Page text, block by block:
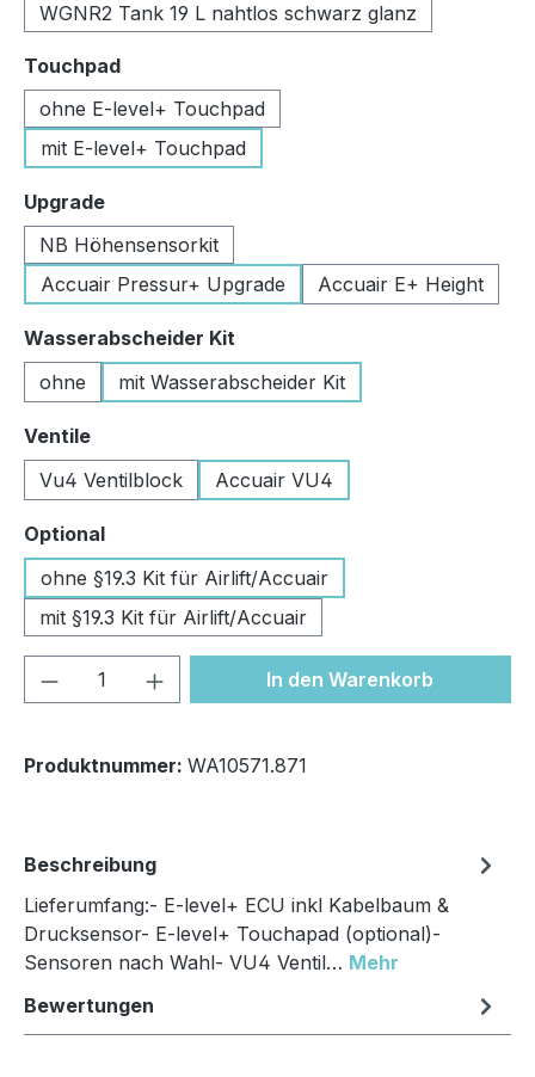
WGNR2 Tank 19 L nahtlos schwarz glanz
Touchpadauswählen
ohne E-level+ Touchpad
mit E-level+ Touchpad
Upgradeauswählen
NB Höhensensorkit
Accuair Pressur+ Upgrade
Accuair E+ Height
Wasserabscheider Kit
ohne
mit Wasserabscheider Kit
Ventileauswählen
Vu4 Ventilblock
Accuair VU4
Optionalauswählen
ohne §19.3 Kit für Airlift/Accuair
mit §19.3 Kit für Airlift/Accuair
Produkt Anzahl: Gib denIn den Warenkorb
Produktnummer: WA10571.871
Beschreibung
Lieferumfang:- E-level+ ECU inkl Kabelbaum &
Drucksensor- E-level+ Touchapad (optional)-
Sensoren nach Wahl- VU4 Ventil… Mehr
Bewertungen